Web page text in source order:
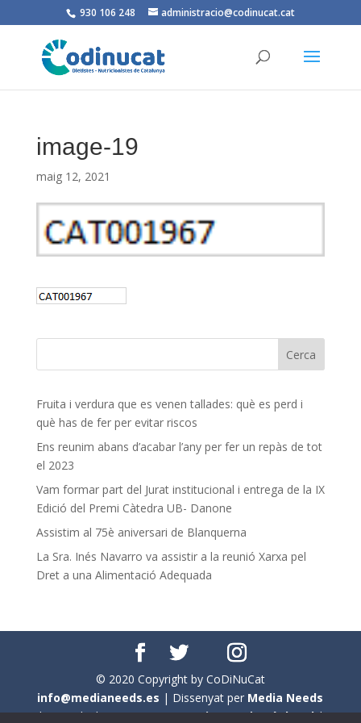
930 106 248 administracio@codinucat.cat
image-19
maig 12, 2021
Fruita i verdura que es venen tallades: què es perd i
què has de fer per evitar riscos
Ens reunim abans d’acabar l’any per fer un repàs de tot
el 2023
Vam formar part del Jurat institucional i entrega de la IX
Edició del Premi Càtedra UB- Danone
Assistim al 75è aniversari de Blanquerna
La Sra. Inés Navarro va assistir a la reunió Xarxa pel
Dret a una Alimentació Adequada
© 2020 Copyright by CoDiNuCat
info@medianeeds.es | Dissenyat per Media Needs
| Tots els drets reservats aCoDiNuCat |Avís legal|